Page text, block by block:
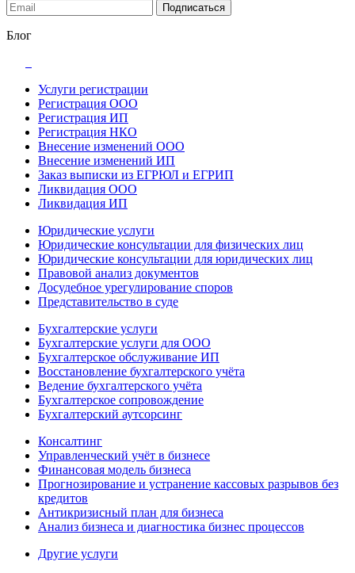
Подписаться
Блог
Услуги регистрации
Регистрация ООО
Регистрация ИП
Регистрация НКО
Внесение изменений ООО
Внесение изменений ИП
Заказ выписки из ЕГРЮЛ и ЕГРИП
Ликвидация ООО
Ликвидация ИП
Юридические услуги
Юридические консультации для физических лиц
Юридические консультации для юридических лиц
Правовой анализ документов
Досудебное урегулирование споров
Представительство в суде
Бухгалтерские услуги
Бухгалтерские услуги для ООО
Бухгалтерское обслуживание ИП
Восстановление бухгалтерского учёта
Ведение бухгалтерского учёта
Бухгалтерское сопровождение
Бухгалтерский аутсорсинг
Консалтинг
Управленческий учёт в бизнесе
Финансовая модель бизнеса
Прогнозирование и устранение кассовых разрывов без
кредитов
Антикризисный план для бизнеса
Анализ бизнеса и диагностика бизнес процессов
Другие услуги